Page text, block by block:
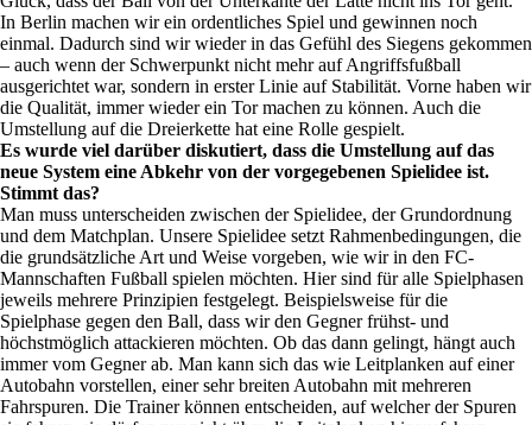
In Berlin machen wir ein ordentliches Spiel und gewinnen noch
einmal. Dadurch sind wir wieder in das Gefühl des Siegens gekommen
– auch wenn der Schwerpunkt nicht mehr auf Angriffsfußball
ausgerichtet war, sondern in erster Linie auf Stabilität. Vorne haben wir
die Qualität, immer wieder ein Tor machen zu können. Auch die
Umstellung auf die Dreierkette hat eine Rolle gespielt.
Es wurde viel darüber diskutiert, dass die Umstellung auf das
neue System eine Abkehr von der vorgegebenen Spielidee ist.
Stimmt das?
Man muss unterscheiden zwischen der Spielidee, der Grundordnung
und dem Matchplan. Unsere Spielidee setzt Rahmenbedingungen, die
die grundsätzliche Art und Weise vorgeben, wie wir in den FC-
Mannschaften Fußball spielen möchten. Hier sind für alle Spielphasen
jeweils mehrere Prinzipien festgelegt. Beispielsweise für die
Spielphase gegen den Ball, dass wir den Gegner frühst- und
höchstmöglich attackieren möchten. Ob das dann gelingt, hängt auch
immer vom Gegner ab. Man kann sich das wie Leitplanken auf einer
Autobahn vorstellen, einer sehr breiten Autobahn mit mehreren
Fahrspuren. Die Trainer können entscheiden, auf welcher der Spuren